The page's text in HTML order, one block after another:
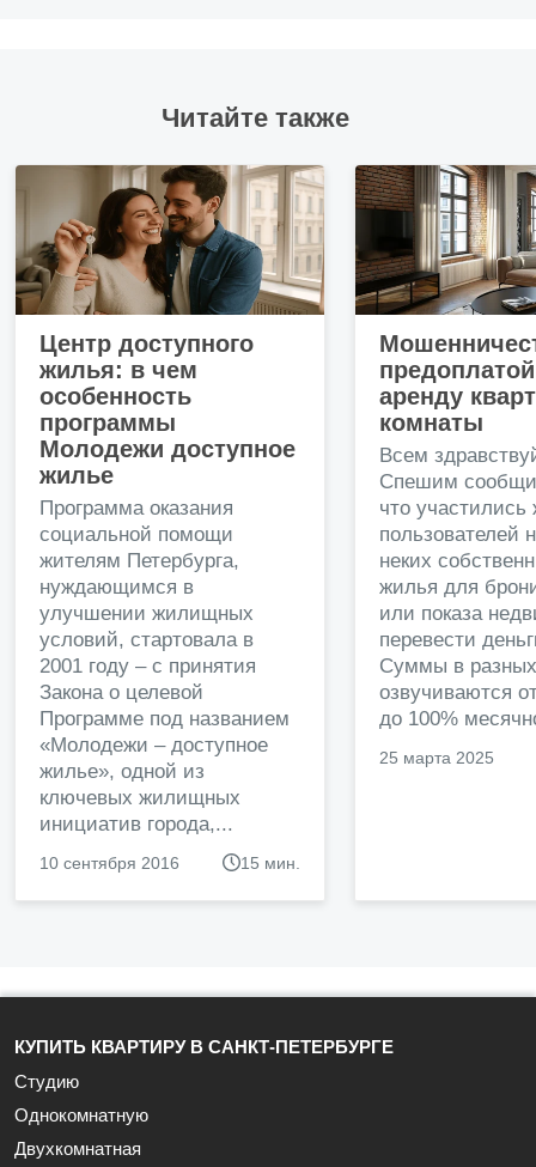
Читайте также
Центр доступного
жилья: в чем
особенность
программы
Молодежи доступное
жилье
Программа оказания
социальной помощи
жителям Петербурга,
нуждающимся в
улучшении жилищных
условий, стартовала в
2001 году – с принятия
Закона о целевой
Программе под названием
«Молодежи – доступное
жилье», одной из
ключевых жилищных
инициатив города,...
10 сентября 2016 15 мин.
аренду
комнаты
Всем
Спешим
что
пользователей
неких
жилья для
или показа
перевести
Суммы в
озвучиваются
до 100%
25 марта 2025
КУПИТЬ КВАРТИРУ В САНКТ-ПЕТЕРБУРГЕ
Студию
Однокомнатную
Двухкомнатная